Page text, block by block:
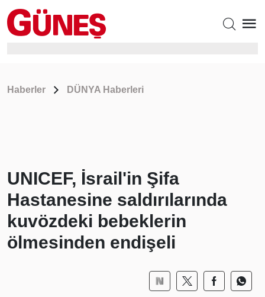
Haberler DÜNYA Haberleri
UNICEF, İsrail'in Şifa
Hastanesine saldırılarında
kuvözdeki bebeklerin
ölmesinden endişeli